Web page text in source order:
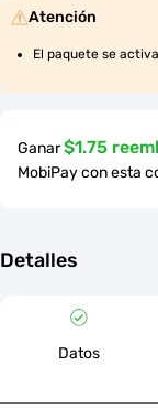
Atención
El paquete se
Ganar$1.75
MobiPay con esta
Detalles
Datos